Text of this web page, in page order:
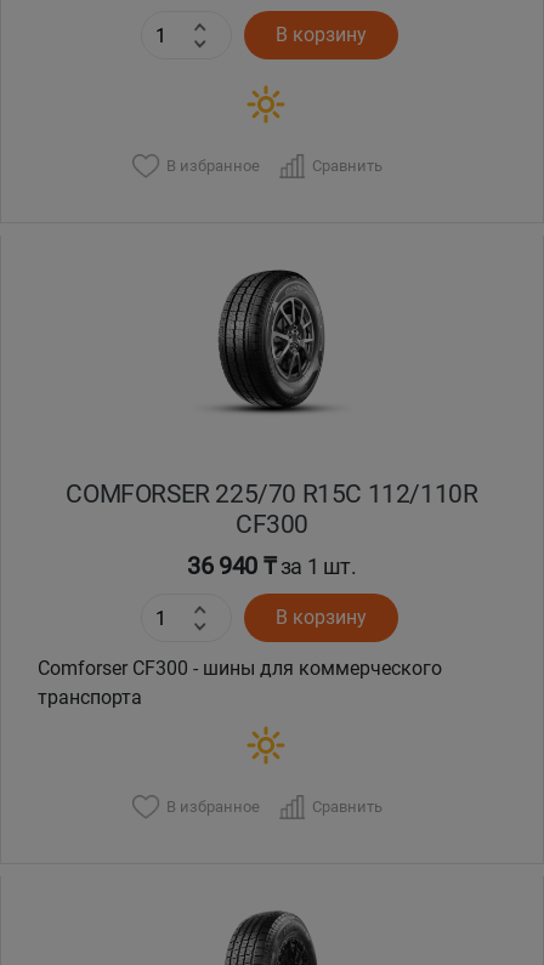
В корзину
В избранное Сравнить
COMFORSER 225/70 R15C 112/110R
CF300
36 940 ₸за 1 шт.
В корзину
Comforser CF300 - шины для коммерческого
транспорта
В избранное Сравнить